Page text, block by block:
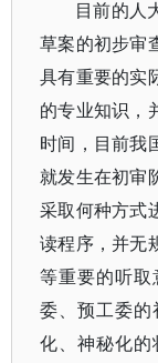
目前的人
草案的初步审
具有重要的实
的专业知识，
时间，目前我
就发生在初审
采取何种方式
读程序，并无
等重要的听
委、预工委
化、神秘化